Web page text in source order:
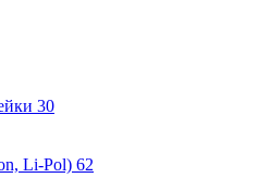
30
Li-Pol) 62